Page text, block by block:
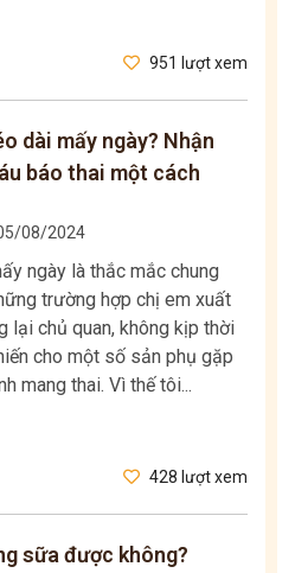
951 lượt xem
dài mấy ngày? Nhận
báo thai một cách
08/2024
ngày là thắc mắc chung
trường hợp chị em xuất
lại chủ quan, không kịp thời
cho một số sản phụ gặp
mang thai. Vì thế tôi...
428 lượt xem
sữa được không?